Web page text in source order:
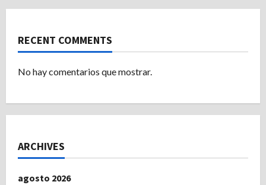
RECENT COMMENTS
No hay comentarios que mostrar.
ARCHIVES
agosto 2026